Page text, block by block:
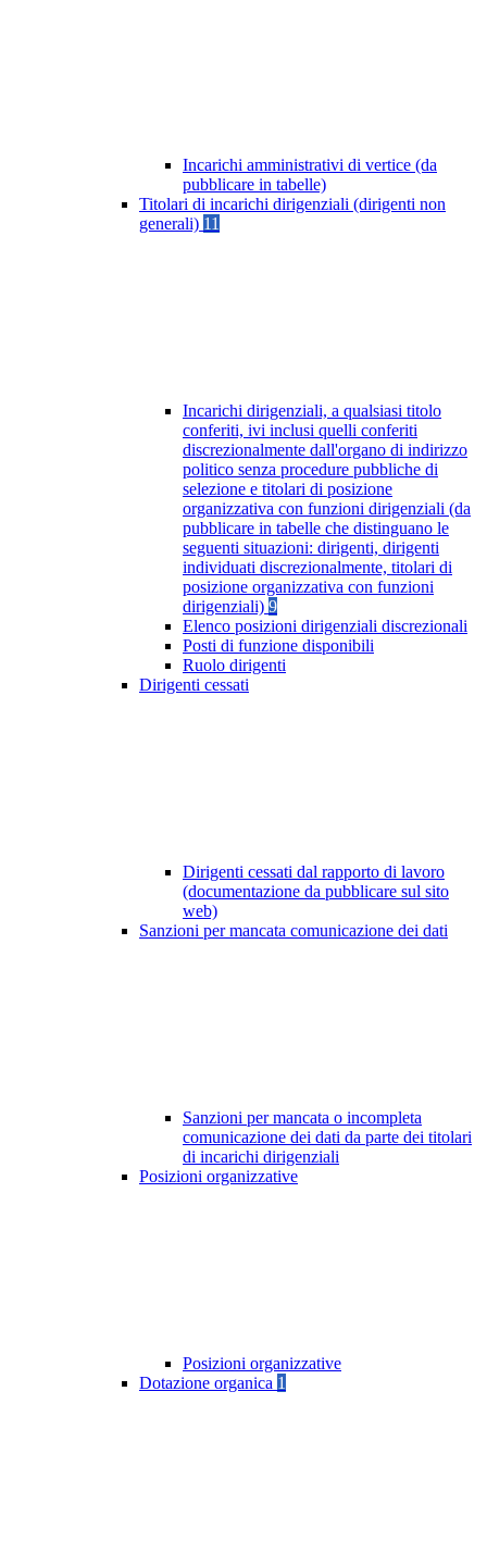
Incarichi amministrativi di vertice (da
pubblicare in tabelle)
Titolari di incarichi dirigenziali (dirigenti non
generali) 11
Incarichi dirigenziali, a qualsiasi titolo
conferiti, ivi inclusi quelli conferiti
discrezionalmente dall'organo di indirizzo
politico senza procedure pubbliche di
selezione e titolari di posizione
organizzativa con funzioni dirigenziali (da
pubblicare in tabelle che distinguano le
seguenti situazioni: dirigenti, dirigenti
individuati discrezionalmente, titolari di
posizione organizzativa con funzioni
dirigenziali) 9
Elenco posizioni dirigenziali discrezionali
Posti di funzione disponibili
Ruolo dirigenti
Dirigenti cessati
Dirigenti cessati dal rapporto di lavoro
(documentazione da pubblicare sul sito
web)
Sanzioni per mancata comunicazione dei dati
Sanzioni per mancata o incompleta
comunicazione dei dati da parte dei titolari
di incarichi dirigenziali
Posizioni organizzative
Posizioni organizzative
Dotazione organica 1